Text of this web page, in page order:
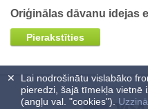
Oriģinālas dāvanu idejas
Pierakstīties
Lai nodrošinātu vislabāko
pieredzi, šajā tīmekļa vietnē
(angļu val. "cookies").
✕